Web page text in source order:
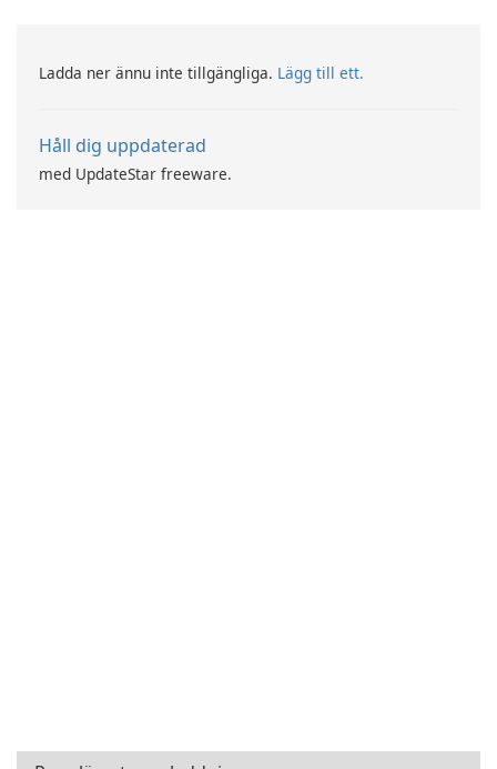
Ladda ner ännu inte tillgängliga. Lägg till ett.
Håll dig uppdaterad
med UpdateStar freeware.